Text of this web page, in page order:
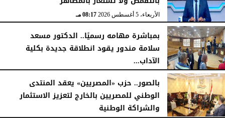
الأربعاء، 5 أغسطس 2026 08:17 مـ
بمباشرة مهامه رسميًا.. الدكتور مسعد
سلامة مندور يقود انطلاقة جديدة بكلية
الآداب...
الأربعاء، 5 أغسطس 2026
بالصور.. حزب «المصريين» يعقد المنتدى
الوطني للمصريين بالخارج لتعزيز الاستثمار
والشراكة الوطنية